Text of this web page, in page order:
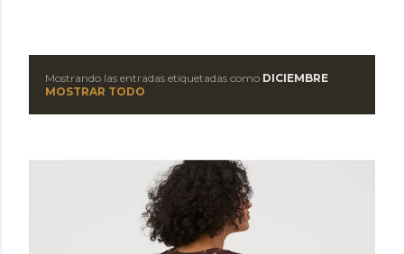
t
Mostrando las entradas etiquetadas como DICIEMBRE
MOSTRAR TODO